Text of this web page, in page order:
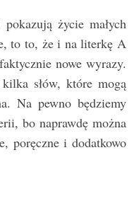
życie małych
to to, że i na literkę A
nowe wyrazy.
słów, które mogą
Na pewno będziemy
bo naprawdę można
poręczne i dodatkowo